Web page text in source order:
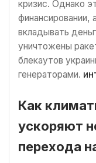
кризис. Однако
финансировании,
вкладывать
уничтожены
блекаутов
генераторами.
Как
ускоряют
перехода